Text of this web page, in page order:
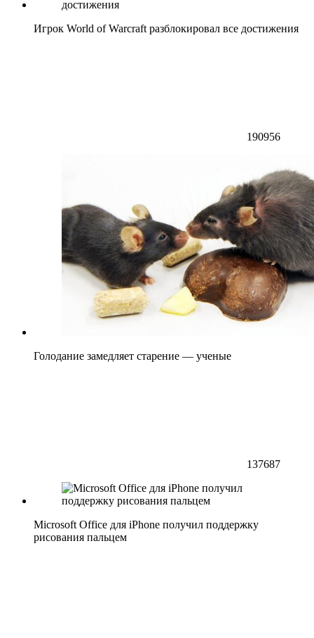
Игрок World of Warcraft разблокировал все достижения
190956
Голодание замедляет старение — ученые
137687
Microsoft Office для iPhone получил поддержку
рисования пальцем